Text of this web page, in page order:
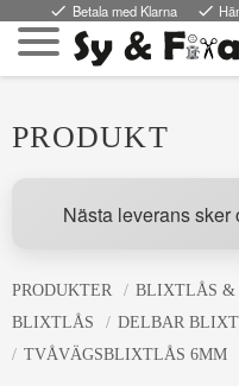
Meny
done Betala med Klarna done
PRODUKT
Nästa leverans sker
PRODUKTER BLIXTLÅS &
BLIXTLÅS
DELBAR
TVÅVÄGSBLIXTLÅS 6MM